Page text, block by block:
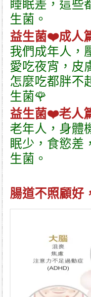
睡眠差，這些
生菌。
益生菌❤️成人
我們成年人，
愛吃夜宵，皮
怎麼吃都胖不
生菌🌹
益生菌❤️老人
老年人，身體
眠少，食慾差
生菌。
腸道不照顧好